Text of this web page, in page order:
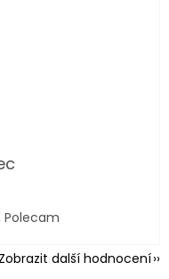
5 z 5 hvězdiček.
5 z 5 hvězdiček.
5 z 5 hvězdiček.
Polecam
Zobrazit další hodnocení